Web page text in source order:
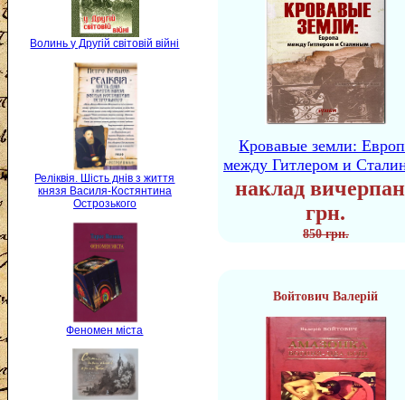
Волинь у Другій світовій війні
Реліквія. Шість днів з життя
князя Василя-Костянтина
Острозького
Феномен міста
Кровавые земли:
между Гитлером и
наклад
грн.
850 грн.
Войтович Валерій